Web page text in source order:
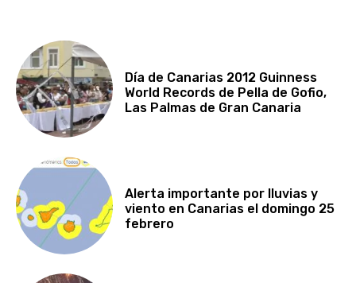
Día de Canarias 2012 Guinness
World Records de Pella de Gofio,
Las Palmas de Gran Canaria
Alerta importante por lluvias y
viento en Canarias el domingo 25
febrero